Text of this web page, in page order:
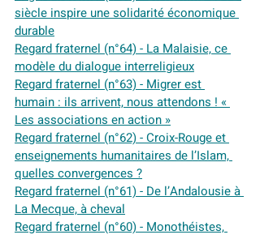
siècle inspire une solidarité économique
durable
Regard fraternel (n°64) - La Malaisie, ce
modèle du dialogue interreligieux
Regard fraternel (n°63) - Migrer est
humain : ils arrivent, nous attendons ! «
Les associations en action »
Regard fraternel (n°62) - Croix-Rouge et
enseignements humanitaires de l’Islam,
quelles convergences ?
Regard fraternel (n°61) - De l’Andalousie à
La Mecque, à cheval
Regard fraternel (n°60) - Monothéistes,